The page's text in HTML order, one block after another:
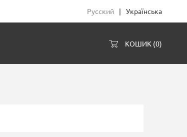
Русский | Українська
КОШИК (0)